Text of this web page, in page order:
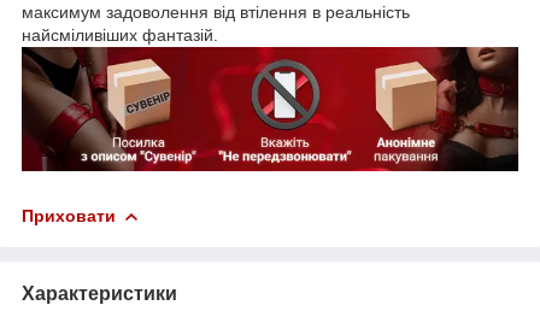
максимум задоволення від втілення в реальність
найсміливіших фантазій.
Приховати
Характеристики